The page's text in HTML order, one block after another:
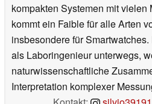
kompakten Systemen mit vielen
kommt ein Faible für alle Arten
insbesondere für
als Laboringenieur unterwegs,
naturwissenschaftliche
Interpretation komplexer